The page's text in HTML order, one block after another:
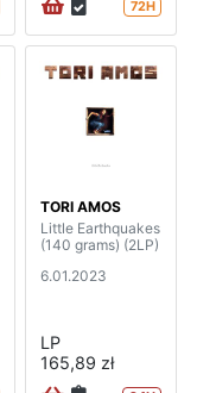
72H
TORI AMOS
Little Earthquakes
(140 grams) (2LP)
6.01.2023
LP
165,89 zł